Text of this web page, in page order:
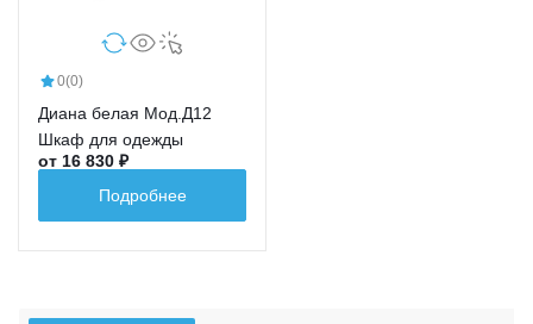
0(0)
Диана белая Мод.Д12
Шкаф для одежды
от 16 830 ₽
Подробнее